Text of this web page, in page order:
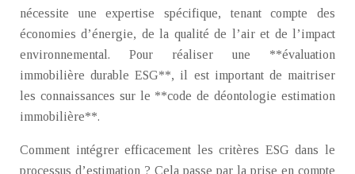
nécessite une expertise spécifique, tenant compte des
économies d’énergie, de la qualité de l’air et de l’impact
environnemental. Pour réaliser une **évaluation
immobilière durable ESG**, il est important de maitriser
les connaissances sur le **code de déontologie estimation
immobilière**.
Comment intégrer efficacement les critères ESG dans le
processus d’estimation ? Cela passe par la prise en compte